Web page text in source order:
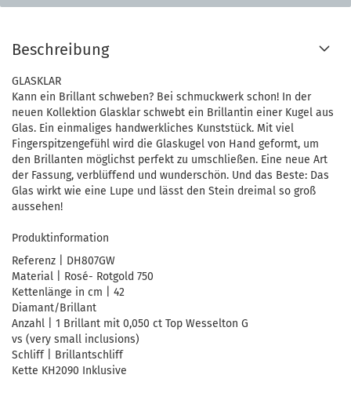
Beschreibung
GLASKLAR
Kann ein Brillant schweben? Bei schmuckwerk schon! In der
neuen Kollektion Glasklar schwebt ein Brillantin einer Kugel aus
Glas. Ein einmaliges handwerkliches Kunststück. Mit viel
Fingerspitzengefühl wird die Glaskugel von Hand geformt, um
den Brillanten möglichst perfekt zu umschließen. Eine neue Art
der Fassung, verblüffend und wunderschön. Und das Beste: Das
Glas wirkt wie eine Lupe und lässt den Stein dreimal so groß
aussehen!
Produktinformation
Referenz | DH807GW
Material | Rosé- Rotgold 750
Kettenlänge in cm | 42
Diamant/Brillant
Anzahl | 1 Brillant mit 0,050 ct Top Wesselton G
vs (very small inclusions)
Schliff | Brillantschliff
Kette KH2090 Inklusive